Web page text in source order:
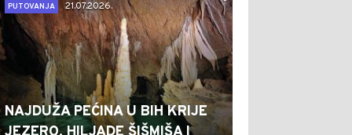
PUTOVANJA
21.07.2026.
NAJDUŽA PEĆINA U BIH KRIJE